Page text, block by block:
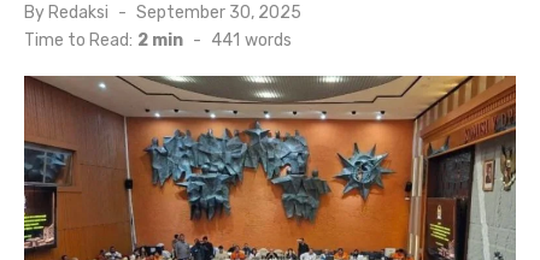
By Redaksi
Posted
on
September 30, 2025
Time to Read: 2 min - 441 words